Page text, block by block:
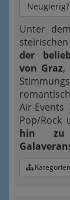
Neugierig?
Unter
der
von Graz,
Air-
Pop/Rock
hin zu
Kategorien